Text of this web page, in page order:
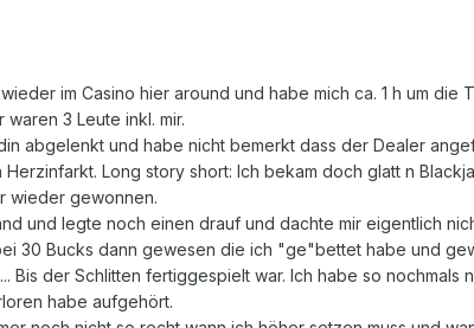
im Casino hier around und habe mich ca. 1 h um
3 Leute inkl. mir.
abgelenkt und habe nicht bemerkt dass der Dealer
Long story short: Ich bekam doch glatt n
wieder gewonnen.
und legte noch einen drauf und dachte mir eigentlich
30 Bucks dann gewesen die ich "ge"bettet habe und
der Schlitten fertiggespielt war. Ich habe so nochmals
habe aufgehört.